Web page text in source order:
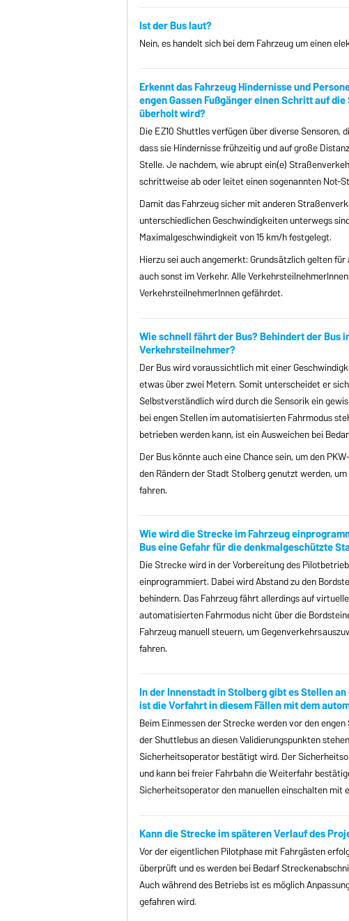
Ist der Bus laut?
Nein, es handelt sich bei dem Fahrzeug um einen
Erkennt das Fahrzeug Hindernisse und
engen Gassen Fußgänger einen Schritt auf
überholt wird?
Die EZ10 Shuttles verfügen über diverse Sensoren,
dass sie Hindernisse frühzeitig und auf große
Stelle. Je nachdem, wie abrupt ein(e)
schrittweise ab oder leitet einen sogenannten Not-
Damit das Fahrzeug sicher mit anderen
unterschiedlichen Geschwindigkeiten unterwegs
Maximalgeschwindigkeit von 15 km/h festgelegt.
Hierzu sei auch angemerkt: Grundsätzlich gelten
auch sonst im Verkehr. Alle
VerkehrsteilnehmerInnen gefährdet.
Wie schnell fährt der Bus? Behindert der Bus
Verkehrsteilnehmer?
Der Bus wird voraussichtlich mit einer
etwas über zwei Metern. Somit unterscheidet er
Selbstverständlich wird durch die Sensorik ein
bei engen Stellen im automatisierten Fahrmodus
betrieben werden kann, ist ein Ausweichen bei
Der Bus könnte auch eine Chance sein, um den
den Rändern der Stadt Stolberg genutzt werden,
fahren.
Wie wird die Strecke im Fahrzeug
Bus eine Gefahr für die denkmalgeschützte
Die Strecke wird in der Vorbereitung des
einprogrammiert. Dabei wird Abstand zu den
behindern. Das Fahrzeug fährt allerdings auf
automatisierten Fahrmodus nicht über die
Fahrzeug manuell steuern, um
fahren.
In der Innenstadt in Stolberg gibt es Stellen
ist die Vorfahrt in diesem Fällen mit dem
Beim Einmessen der Strecke werden vor den
der Shuttlebus an diesen Validierungspunkten
Sicherheitsoperator bestätigt wird. Der
und kann bei freier Fahrbahn die Weiterfahr
Sicherheitsoperator den manuellen einschalten mit
Kann die Strecke im späteren Verlauf des
Vor der eigentlichen Pilotphase mit Fahrgästen
überprüft und es werden bei Bedarf
Auch während des Betriebs ist es möglich
gefahren wird.